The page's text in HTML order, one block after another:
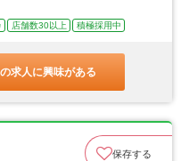
店舗数30以上 積極採用中
求人に興味がある
保存する